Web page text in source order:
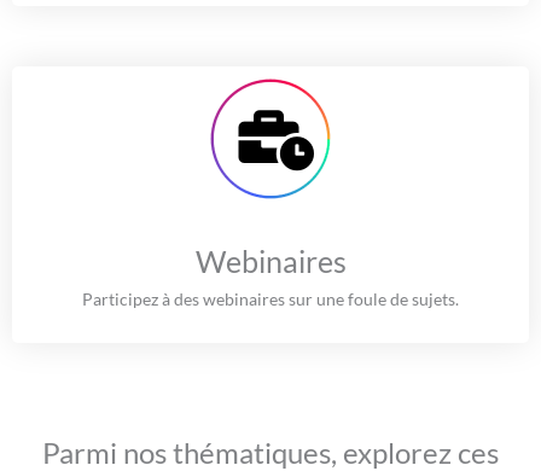
Webinaires
Participez à des webinaires sur une foule de sujets.
Parmi nos thématiques, explorez ces